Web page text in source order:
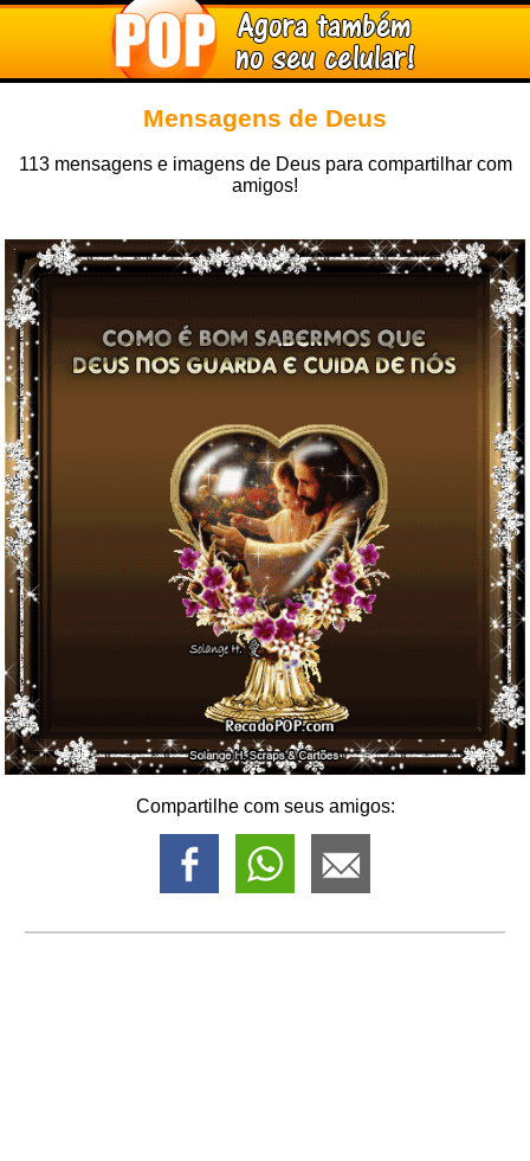
Mensagens de Deus
113 mensagens e imagens de Deus para compartilhar com
amigos!
Compartilhe com seus amigos: